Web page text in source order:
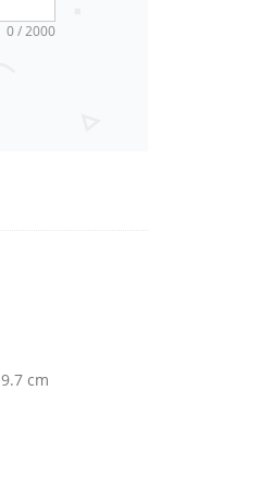
0 / 2000
9.7 cm